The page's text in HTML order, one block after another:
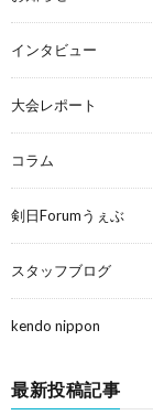
インタビュー
大会レポート
コラム
剣日Forumうぇぶ
スタッフブログ
kendo nippon
最新投稿記事